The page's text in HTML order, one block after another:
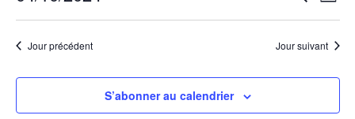
et
de
de
Sélectionnez
uneJour précédent Jour suivant
S’abonner au calendrier